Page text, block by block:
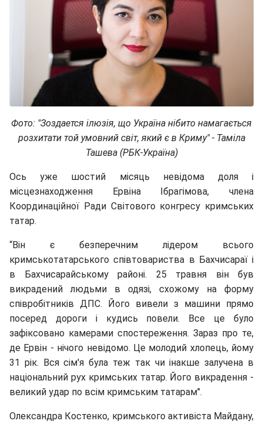
Фото: "Зоздается ілюзія, що Україна нібито намагається
розхитати той умовний світ, який є в Криму" - Таміла
Ташева (РБК-Україна)
Ось уже шостий місяць невідома доля і
місцезнаходження Ервіна Ібрагімова, члена
Координаційної Ради Світового конгресу кримських
татар.
“Він є безперечним лідером всього
кримськотатарського співтовариства в Бахчисараї і
в Бахчисарайському районі. 25 травня він був
викрадений людьми в одязі, схожому на форму
співробітників ДПС. Його вивели з машини прямо
посеред дороги і кудись повели. Все це було
зафіксовано камерами спостереження. Зараз про те,
де Ервін - нічого невідомо. Це молодий хлопець, йому
31 рік. Вся сім'я була теж так чи інакше залучена в
національний рух кримських татар. Його викрадення -
великий удар по всім кримським татарам".
Олександра Костенко, кримського активіста Майдану,